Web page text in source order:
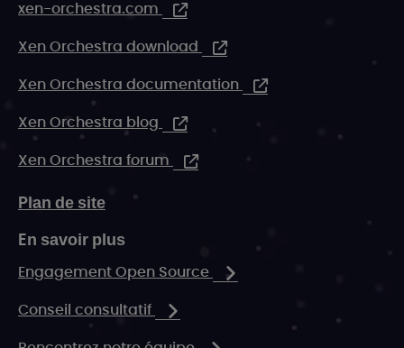
xen-orchestra.com
Xen Orchestra download
Xen Orchestra documentation
Xen Orchestra blog
Xen Orchestra forum
Plan de site
En savoir plus
Engagement Open Source
Conseil consultatif